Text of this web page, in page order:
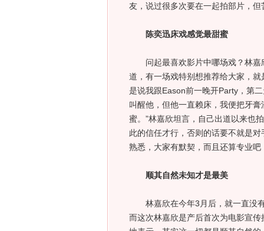
友，说过很多次要在一起拍部片，
陈奕迅床戏感觉最甜蜜
问起最喜欢影片中哪场戏？林嘉
道，有一场戏特别想推荐给大家，
是说我跟Eason前一晚开Party，第
叫醒他，但他一直赖床，我便把牙
蜜。”林嘉欣坦言，自己出道以来也
此的信任才行，否则的话要不就是
熟悉，大家有默契，而且还算专业
顺其自然未知才是最美
林嘉欣在今年3月后，就一直没有
而这次林嘉欣是产后首次为电影宣